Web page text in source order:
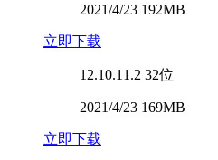
2021/4/23 192MB
立即下载
12.10.11.2 32位
2021/4/23 169MB
立即下载